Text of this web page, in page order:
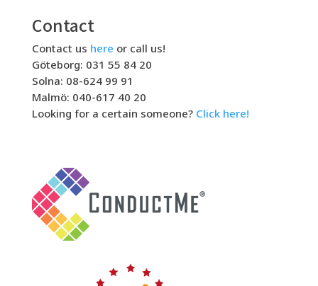
Contact
Contact us here or call us!
Göteborg: 031 55 84 20
Solna: 08-624 99 91
Malmö: 040-617 40 20
Looking for a certain someone? Click here!